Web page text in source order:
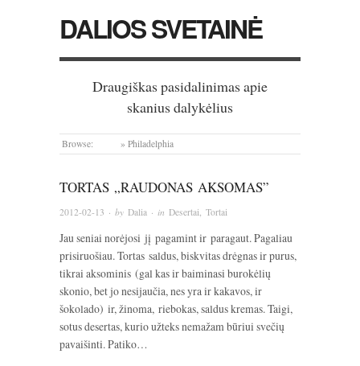
DALIOS SVETAINĖ
Draugiškas pasidalinimas apie
skanius dalykėlius
Browse: » Philadelphia
TORTAS „RAUDONAS AKSOMAS”
2012-02-13 · by Dalia · in Desertai, Tortai
Jau seniai norėjosi jį pagamint ir paragaut. Pagaliau
prisiruošiau. Tortas saldus, biskvitas drėgnas ir purus,
tikrai aksominis (gal kas ir baiminasi burokėlių
skonio, bet jo nesijaučia, nes yra ir kakavos, ir
šokolado) ir, žinoma, riebokas, saldus kremas. Taigi,
sotus desertas, kurio užteks nemažam būriui svečių
pavaišinti. Patiko…